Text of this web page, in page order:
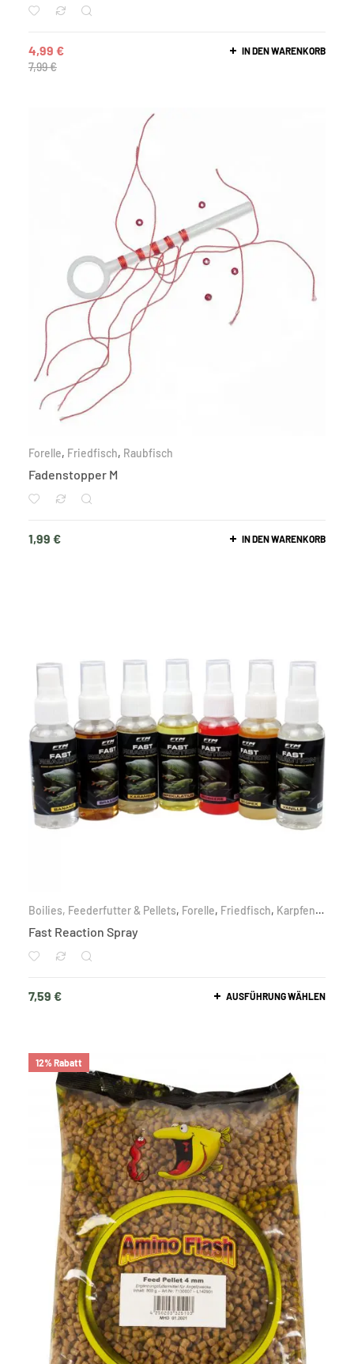
7,99€
4,99 € IN DEN WARENKORB
Forelle, Friedfisch, Raubfisch
Fadenstopper M
1,99 € IN DEN WARENKORB
Boilies, Feederfutter & Pellets, Forelle, Friedfisch, Karpfen,
Fast Reaction Spray
7,59 € AUSFÜHRUNG WÄHLEN
12% Rabatt